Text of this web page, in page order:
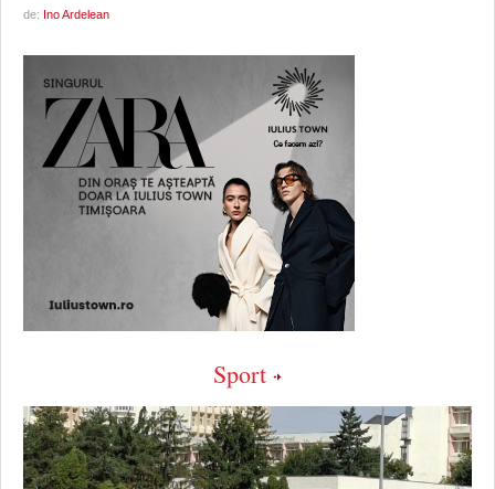
de: Ino Ardelean
Sport